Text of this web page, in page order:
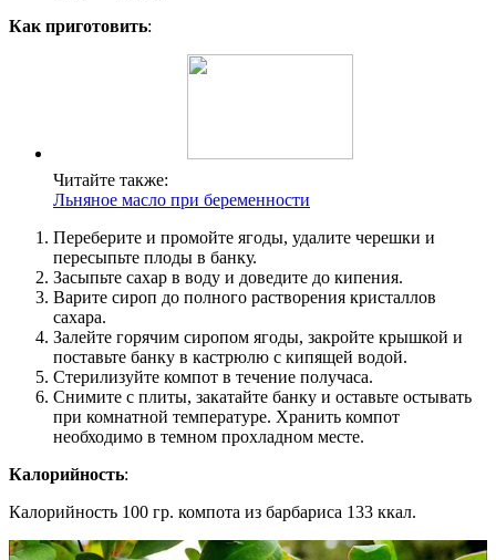
Как приготовить:
Читайте также:
Льняное масло при беременности
Переберите и промойте ягоды, удалите черешки и
пересыпьте плоды в банку.
Засыпьте сахар в воду и доведите до кипения.
Варите сироп до полного растворения кристаллов
сахара.
Залейте горячим сиропом ягоды, закройте крышкой и
поставьте банку в кастрюлю с кипящей водой.
Стерилизуйте компот в течение получаса.
Снимите с плиты, закатайте банку и оставьте остывать
при комнатной температуре. Хранить компот
необходимо в темном прохладном месте.
Калорийность:
Калорийность 100 гр. компота из барбариса 133 ккал.